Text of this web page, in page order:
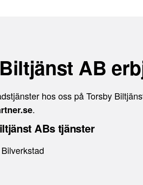
AB
hos oss på Torsby
.
ABs tjänster